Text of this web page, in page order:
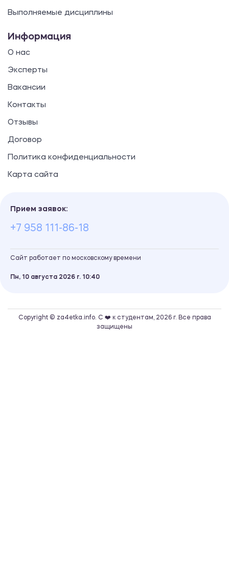
Выполняемые дисциплины
Информация
О нас
Эксперты
Вакансии
Контакты
Отзывы
Договор
Политика конфиденциальности
Карта сайта
Прием заявок:
+7 958 111-86-18
Сайт работает по московскому времени
Пн, 10 августа 2026 г. 10 40
Copyright © za4etka.info. С ❤️ к студентам, 2026 г. Все права
защищены